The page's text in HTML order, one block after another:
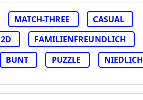
MATCH-THREE
CASUAL
2D
FAMILIENFREUNDLICH
BUNT PUZZLE NIEDLICH